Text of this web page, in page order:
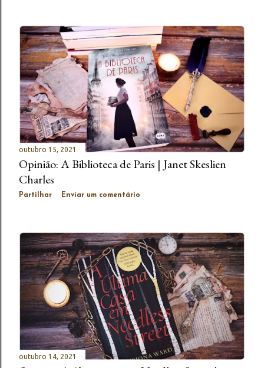
outubro 15, 2021
Opinião: A Biblioteca de Paris | Janet Skeslien
Charles
Partilhar Enviar um comentário
outubro 14, 2021